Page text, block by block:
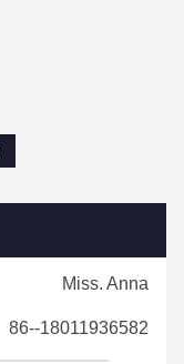
Miss. Anna
86--18011936582